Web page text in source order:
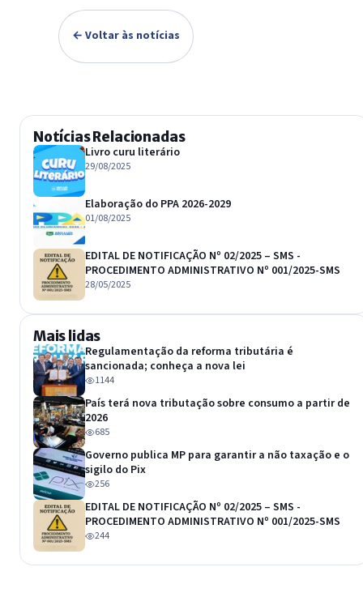
← Voltar às notícias
Notícias Relacionadas
Livro curu literário
29/08/2025
Elaboração do PPA 2026-2029
01/08/2025
EDITAL DE NOTIFICAÇÃO Nº 02/2025 – SMS -
PROCEDIMENTO ADMINISTRATIVO Nº 001/2025-SMS
28/05/2025
Mais lidas
Regulamentação da reforma tributária é
sancionada; conheça a nova lei
1144
País terá nova tributação sobre consumo a partir de
2026
685
Governo publica MP para garantir a não taxação e o
sigilo do Pix
256
EDITAL DE NOTIFICAÇÃO Nº 02/2025 – SMS -
PROCEDIMENTO ADMINISTRATIVO Nº 001/2025-SMS
244